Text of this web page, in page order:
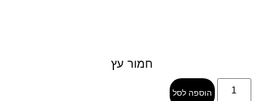
חמור עץ
הוספה לסל